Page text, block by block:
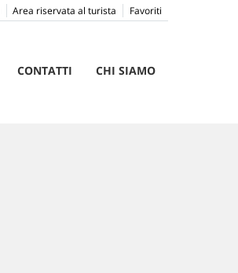
Favoriti
Area riservata al turista
CONTATTI CHI SIAMO